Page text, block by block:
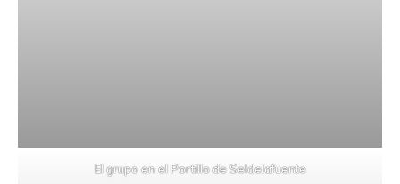
El grupo en el Portillo de Seldelafuente